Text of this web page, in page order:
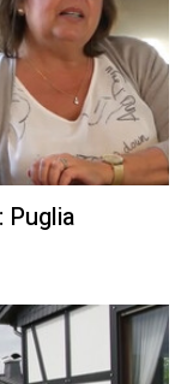
Puglia